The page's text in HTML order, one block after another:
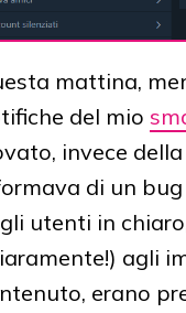
mattina,
del mio
invece
di un
utenti in
agli
erano